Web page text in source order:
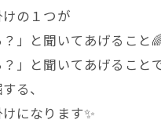
の１つが
？」と聞いてあげること
？」と聞いてあげること
る、
になります✨